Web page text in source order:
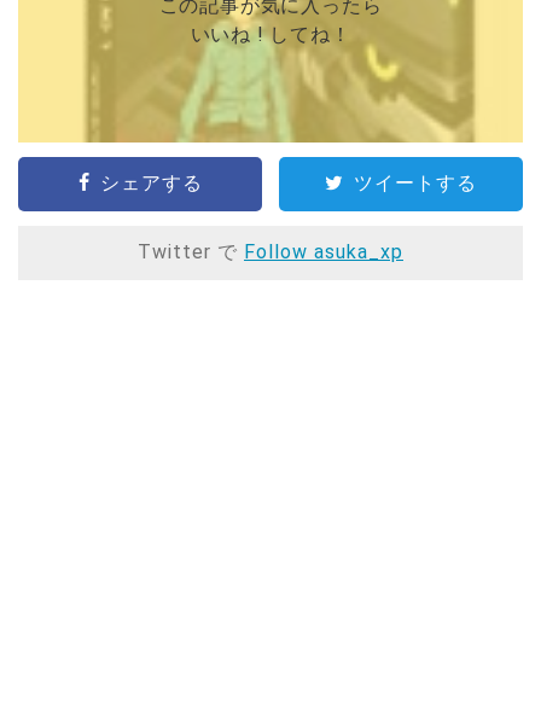
この記事が気に入ったら
いいね ! してね！
シェアする ツイートする
Twitter で Follow asuka_xp